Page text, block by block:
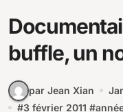
buffle, un
par Jean Xian
#3 février 2011 #